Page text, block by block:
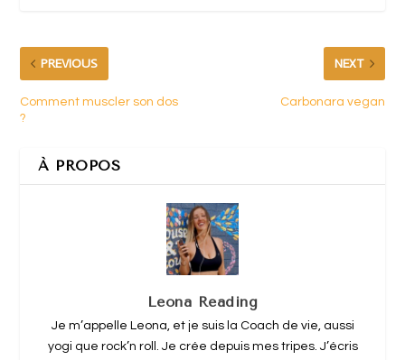
PREVIOUS
Comment muscler son dos
?
NEXT
Carbonara vegan
À PROPOS
Leona Reading
Je m’appelle Leona, et je suis la Coach de vie, aussi
yogi que rock’n roll. Je crée depuis mes tripes. J’écris